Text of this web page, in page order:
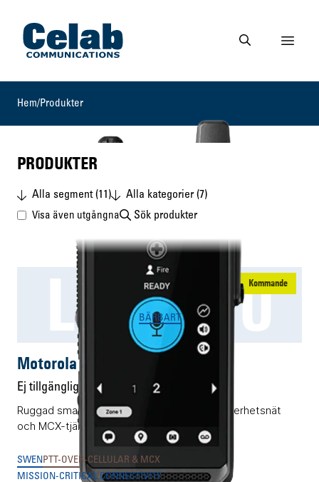
Gå till startsidan
Gå till söksidan
Visa
Hem/Produkter
PRODUKTER
Alla segment (11) Alla kategorier (7)
Visa även utgångnaSök
Kommande
LEX L30
BÄRBART
Motorola LEX L30
Ej tillgänglig
Ruggad smartphone för 3GPP-baserade säkerhetsnät
och MCX-tjänster.
SWEN PTT-OVER-CELLULAR & MCX
MISSION-CRITICAL CONNECTIVITY